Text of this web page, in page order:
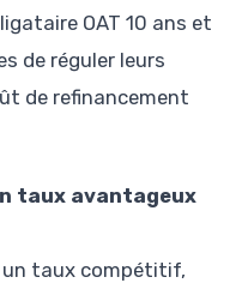
OAT 10 ans et
de réguler leurs
de refinancement
taux avantageux
un taux compétitif,